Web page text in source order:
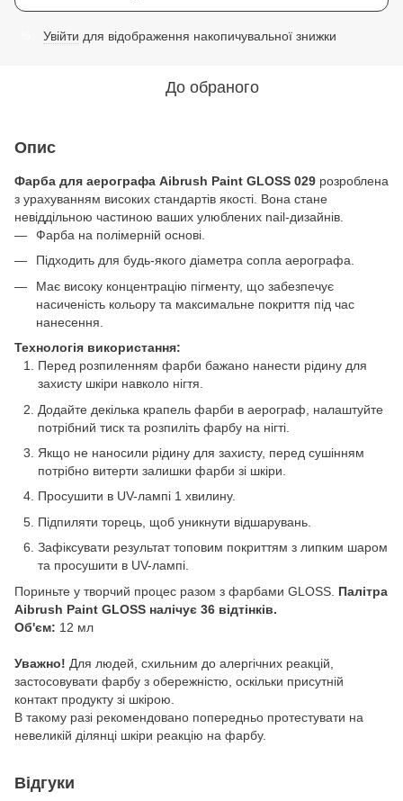
Увійти для відображення накопичувальної знижки
До обраного
Опис
Фарба для аерографа Aibrush Paint GLOSS 029 розроблена
з урахуванням високих стандартів якості. Вона стане
невіддільною частиною ваших улюблених nail-дизайнів.
Фарба на полімерній основі.
Підходить для будь-якого діаметра сопла аерографа.
Має високу концентрацію пігменту, що забезпечує
насиченість кольору та максимальне покриття під час
нанесення.
Технологія використання:
Перед розпиленням фарби бажано нанести рідину для
захисту шкіри навколо нігтя.
Додайте декілька крапель фарби в аерограф, налаштуйте
потрібний тиск та розпиліть фарбу на нігті.
Якщо не наносили рідину для захисту, перед сушінням
потрібно витерти залишки фарби зі шкіри.
Просушити в UV-лампі 1 хвилину.
Підпиляти торець, щоб уникнути відшарувань.
Зафіксувати результат топовим покриттям з липким шаром
та просушити в UV-лампі.
Пориньте у творчий процес разом з фарбами GLOSS. Палітра
Aibrush Paint GLOSS налічує 36 відтінків.
Об'єм: 12 мл
Уважно! Для людей, схильним до алергічних реакцій,
застосовувати фарбу з обережністю, оскільки присутній
контакт продукту зі шкірою.
В такому разі рекомендовано попередньо протестувати на
невеликій ділянці шкіри реакцію на фарбу.
Відгуки